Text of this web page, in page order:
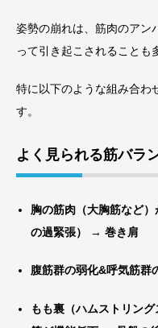
姿勢の崩れは、筋肉のアン
って引き起こされることも
特に以下のような組み合わ
す。
よく見られる筋バラ
胸の筋肉（大胸筋など
の過緊張） → 巻き肩
腹筋群の弱化&呼気筋
もも裏（ハムストリン